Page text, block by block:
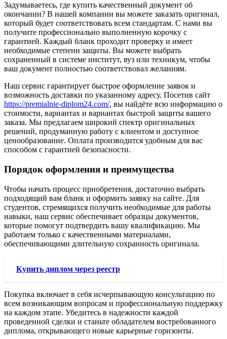
Задумываетесь, где купить качественный документ об
окончании? В нашей компании вы можете заказать оригинал,
который будет соответствовать всем стандартам. С нами вы
получите профессионально выполненную корочку с
гарантией. Каждый бланк проходит проверку и имеет
необходимые степени защиты. Вы можете выбрать
сохраненный в системе институт, вуз или техникум, чтобы
ваш документ полностью соответствовал желаниям.
Наш сервис гарантирует быстрое оформление заявок и
возможность доставки по указанному адресу. Посетив сайт
https://premialnie-diplom24.com/, вы найдёте всю информацию о
стоимости, вариантах и вариантах быстрой защиты вашего
заказа. Мы предлагаем широкий спектр оригинальных
решений, продуманную работу с клиентом и доступное
ценообразование. Оплата производится удобным для вас
способом с гарантией безопасности.
Порядок оформления и преимущества
Чтобы начать процесс приобретения, достаточно выбрать
подходящий вам бланк и оформить заявку на сайте. Для
студентов, стремящихся получить необходимые для работы
навыки, наш сервис обеспечивает образцы документов,
которые помогут подтвердить вашу квалификацию. Мы
работаем только с качественными материалами,
обеспечивающими длительную сохранность оригинала.
Купить диплом через реестр
Покупка включает в себя исчерпывающую консультацию по
всем возникающим вопросам и профессиональную поддержку
на каждом этапе. Убедитесь в надежности каждой
проведенной сделки и станьте обладателем востребованного
диплома, открывающего новые карьерные горизонты.